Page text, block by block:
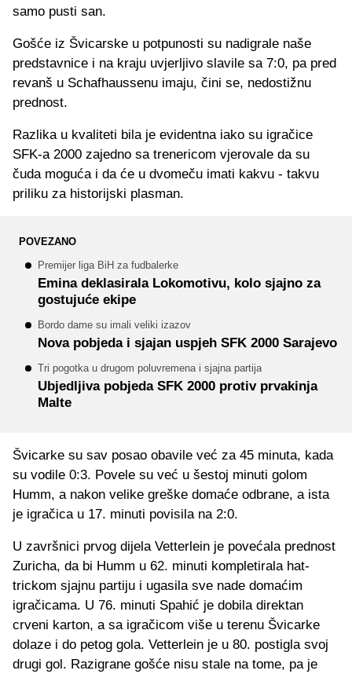
samo pusti san.
Gošće iz Švicarske u potpunosti su nadigrale naše
predstavnice i na kraju uvjerljivo slavile sa 7:0, pa pred
revanš u Schafhaussenu imaju, čini se, nedostižnu
prednost.
Razlika u kvaliteti bila je evidentna iako su igračice
SFK-a 2000 zajedno sa trenericom vjerovale da su
čuda moguća i da će u dvomeču imati kakvu - takvu
priliku za historijski plasman.
POVEZANO
Premijer liga BiH za fudbalerke
Emina deklasirala Lokomotivu, kolo sjajno za
gostujuće ekipe
Bordo dame su imali veliki izazov
Nova pobjeda i sjajan uspjeh SFK 2000 Sarajevo
Tri pogotka u drugom poluvremena i sjajna partija
Ubjedljiva pobjeda SFK 2000 protiv prvakinja
Malte
Švicarke su sav posao obavile već za 45 minuta, kada
su vodile 0:3. Povele su već u šestoj minuti golom
Humm, a nakon velike greške domaće odbrane, a ista
je igračica u 17. minuti povisila na 2:0.
U završnici prvog dijela Vetterlein je povećala prednost
Zuricha, da bi Humm u 62. minuti kompletirala hat-
trickom sjajnu partiju i ugasila sve nade domaćim
igračicama. U 76. minuti Spahić je dobila direktan
crveni karton, a sa igračicom više u terenu Švicarke
dolaze i do petog gola. Vetterlein je u 80. postigla svoj
drugi gol. Razigrane gošće nisu stale na tome, pa je